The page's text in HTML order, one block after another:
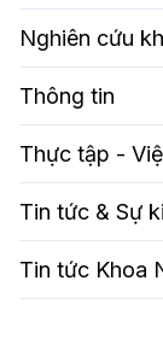
Nghiên cứu
Thông tin
Thực tập -
Tin tức & Sự
Tin tức Khoa